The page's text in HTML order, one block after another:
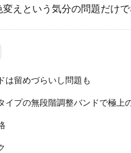
えという気分の問題だけ
は留めづらいし問題も
イプの無段階調整バンドで極上